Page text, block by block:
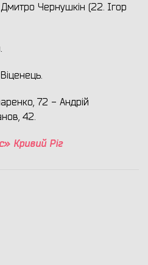
Чернушкін (22. Ігор
72 - Андрій
42.
Кривий Ріг